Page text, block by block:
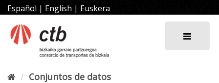
al
contenido
Español | English | Euskera
Conjuntos de datos